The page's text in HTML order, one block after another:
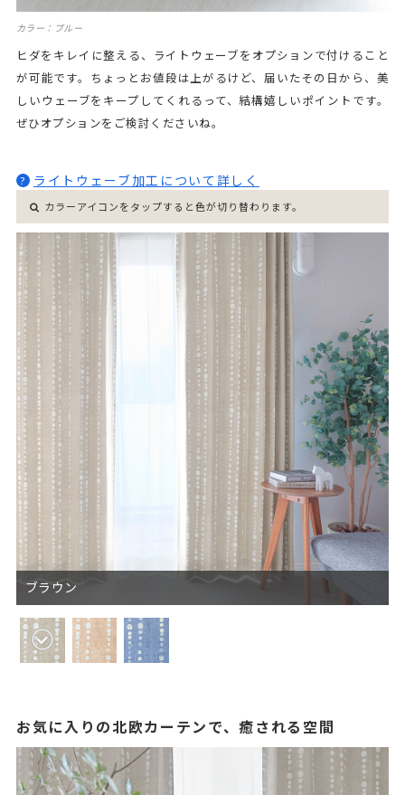
カラー：ブルー
ヒダをキレイに整える、ライトウェーブをオプションで付けること
が可能です。ちょっとお値段は上がるけど、届いたその日から、美
しいウェーブをキープしてくれるって、結構嬉しいポイントです。
ぜひオプションをご検討くださいね。
? ライトウェーブ加工について詳しく
カラーアイコンをタップすると色が切り替わります。
ブラウン
お気に入りの北欧カーテンで、癒される空間